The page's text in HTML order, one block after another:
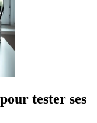
tester ses